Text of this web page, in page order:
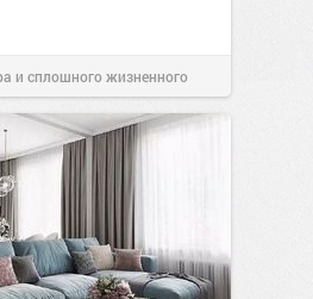
и сплошного жизненного
Вчера